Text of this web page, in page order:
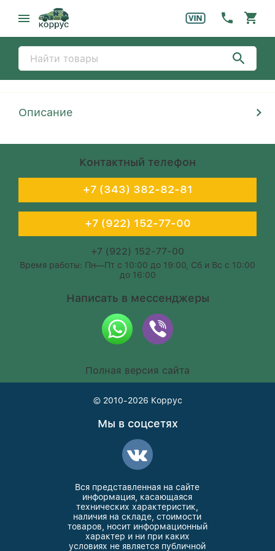
Описание
Контактный телефон
+7 (343) 382-82-81
+7 (922) 152-77-00
+7 (922) 152-77-00
Время работы: Пн—Пт с 10:00 до 19:00, Сб и Вс с 10:00
до 16:00
Написать в мессенджеры
Полная версия сайта
© 2010-2026 Коррус
Мы в соцсетях
Вся представленная на сайте
информация, касающаяся
технических характеристик,
наличия на складе, стоимости
товаров, носит информационный
характер и ни при каких
условиях не является публичной